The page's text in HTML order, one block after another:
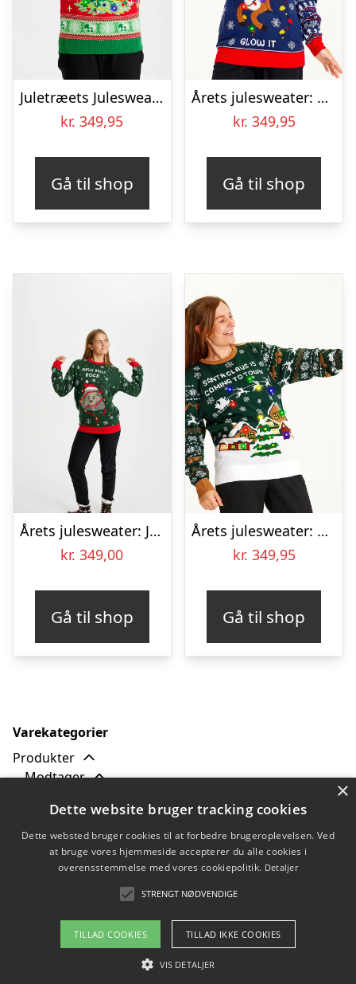
Juletræets Julesweater Rød LED – dame / kvinder
kr. 349,95
Gå til shop
Årets julesweater: Sexy And I Glow It Blå – dame / kvinder. Ugly Christmas Sweater lavet i Danmark
kr. 349,95
Gå til shop
Årets julesweater: Jingle Bells Rocks – dame / kvinder. Ugly Christmas Sweater lavet i Danmark
kr. 349,00
Gå til shop
Årets julesweater: Santa Claus Is Coming To Town LED – dame / kvinder. Ugly Christmas Sweater lavet i Danmark
kr. 349,95
Gå til shop
Varekategorier
Produkter
Modtager
Dame
Herre
Hund
Tilbud
×
Dette website bruger tracking cookies
Dette websted bruger cookies til at forbedre brugeroplevelsen. Ved
at bruge vores hjemmeside accepterer du alle cookies i
overensstemmelse med vores cookiepolitik. Detaljer
STRENGT NØDVENDIGE
TILLAD COOKIES TILLAD IKKE COOKIES
VIS DETALJER